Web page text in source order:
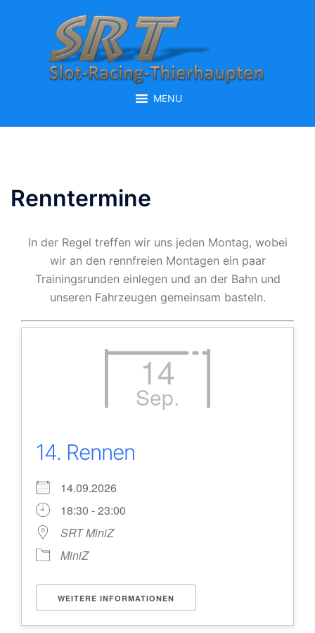
MENU
Renntermine
In der Regel treffen wir uns jeden Montag, wobei
wir an den rennfreien Montagen ein paar
Trainingsrunden einlegen und an der Bahn und
unseren Fahrzeugen gemeinsam basteln.
14
Sep.
14. Rennen
14.09.2026
18:30 - 23:00
SRT MiniZ
MiniZ
WEITERE INFORMATIONEN